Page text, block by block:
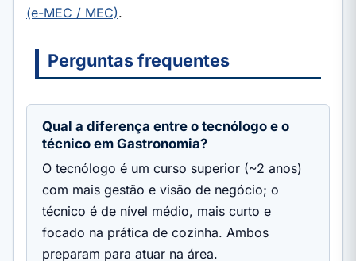
(e-MEC / MEC).
Perguntas frequentes
Qual a diferença entre o tecnólogo e o
técnico em Gastronomia?
O tecnólogo é um curso superior (~2 anos)
com mais gestão e visão de negócio; o
técnico é de nível médio, mais curto e
focado na prática de cozinha. Ambos
preparam para atuar na área.